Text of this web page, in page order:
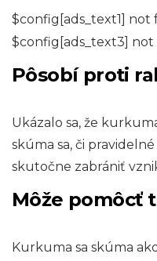
$config[ads_text1] not
$config[ads_text3] not
Pôsobí proti
Ukázalo sa, že
skúma sa, či
skutočne zabrániť
Môže pomôcť
Kurkuma sa skúma